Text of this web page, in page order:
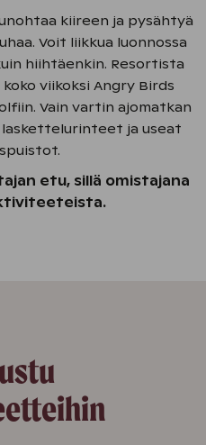
kiireen ja pysähtyä
Voit liikkua luonnossa
hiihtäenkin. Resortista
viikoksi Angry Birds
Vain vartin ajomatkan
laskettelurinteet ja useat
etu, sillä omistajana